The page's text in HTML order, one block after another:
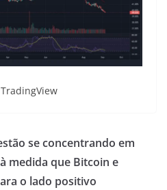
se concentrando em
medida que Bitcoin e
o lado positivo